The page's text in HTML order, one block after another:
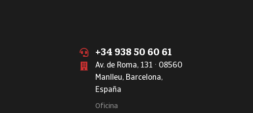
+34 938 50 60 61
Av. de Roma, 131 · 08560
Manlleu, Barcelona,
España
Oficina